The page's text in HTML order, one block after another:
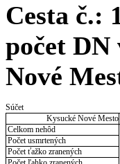
Cesta č.:
počet
Nové
Súčet
Kysucké Nové Mesto
Celkom nehôd
Počet usmrtených
Počet ťažko zranených